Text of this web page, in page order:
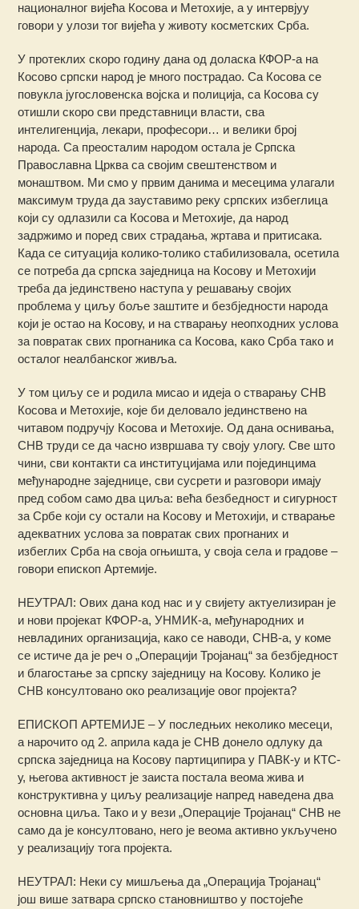
националног вијећа Косова и Метохије, а у интервјуу
говори у улози тог вијећа у животу косметских Срба.
У протеклих скоро годину дана од доласка КФОР-а на
Косово српски народ је много пострадао. Са Косова се
повукла југословенска војска и полиција, са Косова су
отишли скоро сви представници власти, сва
интелигенција, лекари, професори… и велики број
народа. Са преосталим народом остала је Српска
Православна Црква са својим свештенством и
монаштвом. Ми смо у првим данима и месецима улагали
максимум труда да зауставимо реку српских избеглица
који су одлазили са Косова и Метохије, да народ
задржимо и поред свих страдања, жртава и притисака.
Када се ситуација колико-толико стабилизовала, осетила
се потреба да српска заједница на Косову и Метохији
треба да јединствено наступа у решавању својих
проблема у циљу боље заштите и безбједности народа
који је остао на Косову, и на стварању неопходних услова
за повратак свих прогнаника са Косова, како Срба тако и
осталог неалбанског живља.
У том циљу се и родила мисао и идеја о стварању СНВ
Косова и Метохије, које би деловало јединствено на
читавом подручју Косова и Метохије. Од дана оснивања,
СНВ труди се да часно извршава ту своју улогу. Све што
чини, сви контакти са институцијама или појединцима
међународне заједнице, сви сусрети и разговори имају
пред собом само два циља: већа безбедност и сигурност
за Србе који су остали на Косову и Метохији, и стварање
адекватних услова за повратак свих прогнаних и
избеглих Срба на своја огњишта, у своја села и градове –
говори епископ Артемије.
НЕУТРАЛ: Ових дана код нас и у свијету актуелизиран је
и нови пројекат КФОР-а, УНМИК-а, међународних и
невладиних организација, како се наводи, СНВ-а, у коме
се истиче да је реч о „Операцији Тројанац“ за безбједност
и благостање за српску заједницу на Косову. Колико је
СНВ консултовано око реализације овог пројекта?
ЕПИСКОП АРТЕМИЈЕ – У последњих неколико месеци,
а нарочито од 2. априла када је СНВ донело одлуку да
српска заједница на Косову партиципира у ПАВК-у и КТС-
у, његова активност је заиста постала веома жива и
конструктивна у циљу реализације напред наведена два
основна циља. Тако и у вези „Операције Тројанац“ СНВ не
само да је консултовано, него је веома активно укључено
у реализацију тога пројекта.
НЕУТРАЛ: Неки су мишљења да „Операција Тројанац“
још више затвара српско становништво у постојеће